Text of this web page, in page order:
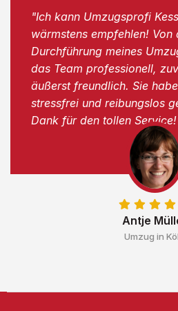
Antje
Umzug in
"Ich kann Umzugsprofi
wärmstens empfehlen!
Durchführung meines
das Team professionell,
äußerst freundlich. Sie
stressfrei und reibungslos
Dank für den tollen